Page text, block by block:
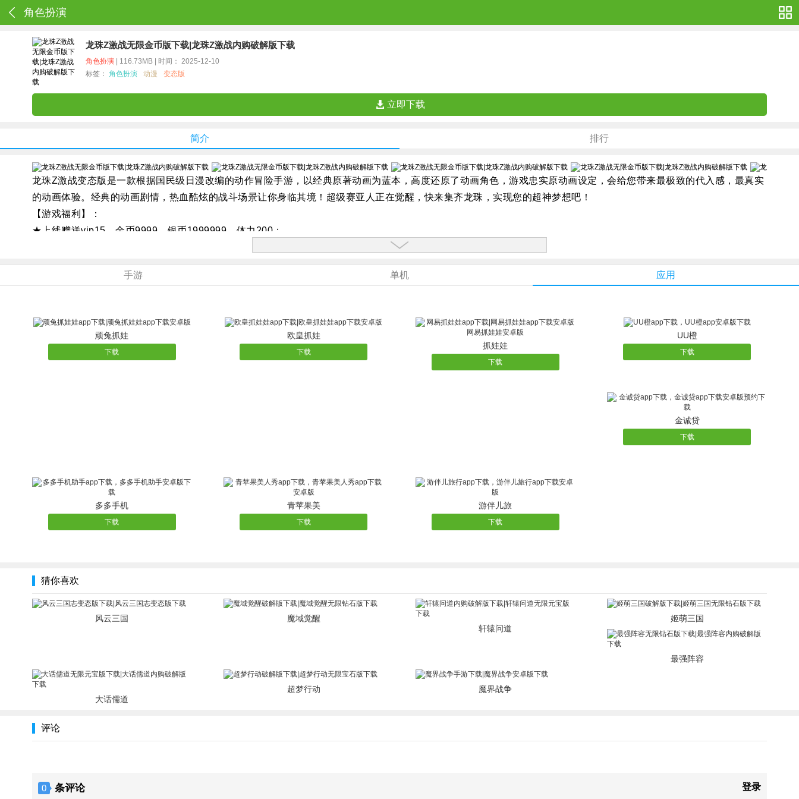
角色扮演
龙珠Z激战无限金币版下载|龙珠Z激战内购破解版下载
角色扮演| 116.73MB | 时间： 2025-12-10
标签： 角色扮演 动漫 变态版
立即下载
简介 排行
龙珠Z激战变态版是一款根据国民级日漫改编的动作冒险手游，以经典原著动画为蓝本，高度还原了动画角色，游戏忠实原动画设定，会给您带来最极致的代入感，最真实
的动画体验。经典的动画剧情，热血酷炫的战斗场景让你身临其境！超级赛亚人正在觉醒，快来集齐龙珠，实现您的超神梦想吧！
【游戏福利】：
★上线赠送vip15，金币9999，银币1999999，体力200；
★七日礼包：每日送大量金币和装备，首日登陆送孙悟空，七日登陆送等级橙卡贝吉塔；
★开服狂欢：每日完成指定任务，赠送极品橙卡和橙色装备；
★开服基金：10000金币购买随等级总计可获得47984金币；更有全民福利，全服玩家共享豪华大礼；人数越多，奖励越多哟~
★双倍不停：副本经验、掉落双倍开启不停歇，让您等级一飞冲天；
★奖励丰厚：武道大会、界王星、资源矿抢夺战，参与多多，奖励多多；
手游 单机 应用
顽兔抓娃
下载
欧皇抓娃
下载
抓娃娃
下载
UU橙
下载
金诚贷
下载
多多手机
下载
青苹果美
下载
游伴儿旅
下载
猜你喜欢
风云三国
魔域觉醒
轩辕问道
姬萌三国
最强阵容
大话儒道
超梦行动 魔界战争
评论
0 条评论 登录